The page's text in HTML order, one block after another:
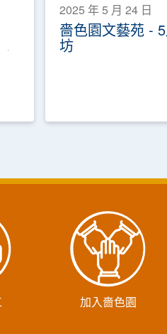
2025 年 5 月 24 日
嗇色園文藝苑 -
坊
加入嗇色園